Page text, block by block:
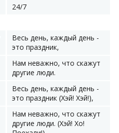
24/7
Весь день, каждый день -
это праздник,
Нам неважно, что скажут
другие люди.
Весь день, каждый день -
это праздник (Хэй! Хэй!),
Нам неважно, что скажут
другие люди. (Хэй! Хо!